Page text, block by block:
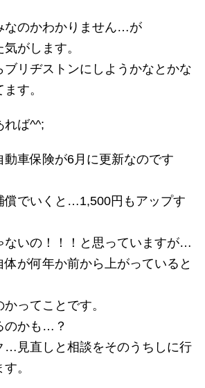
なのかわかりません…が
がします。
ブリヂストンにしようかなとかな
す。
ば^^;
動車保険が6月に更新なのです
償でいくと…1,500円もアップす
ないの！！！と思っていますが…
が何年か前から上がっていると
ってことです。
のかも…？
…見直しと相談をそのうちしに行
。